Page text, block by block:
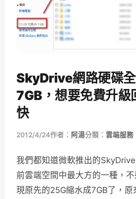
SkyDrive網路硬碟
7GB，想要免費升
快
2012/4/24作者： 阿湯分類： 雲端服務
我們都知道微軟推出的
前雲端空間中最大方的一種，
現原先的25G縮水成7GB了，